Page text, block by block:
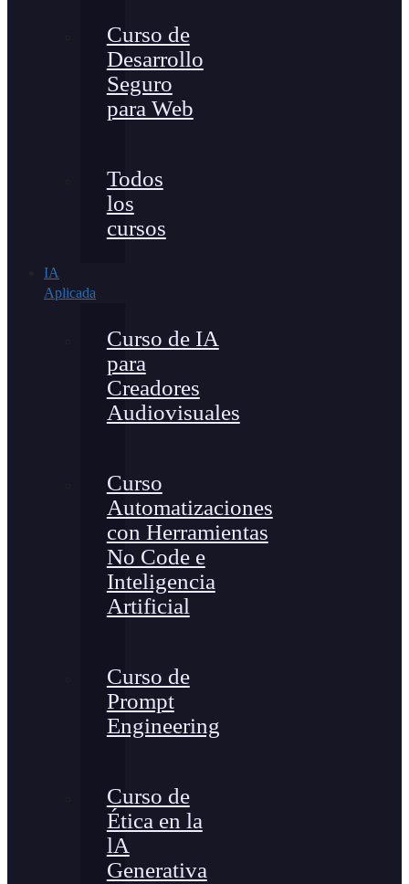
Curso de
Desarrollo
Seguro
para Web
Todos
los
cursos
IA
Aplicada
Curso de IA
para
Creadores
Audiovisuales
Curso
Automatizaciones
con Herramientas
No Code e
Inteligencia
Artificial
Curso de
Prompt
Engineering
Curso de
Ética en la
lA
Generativa